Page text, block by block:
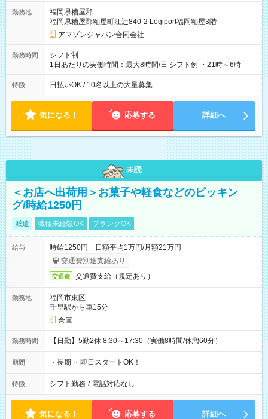
☆Amazon直雇用で安定して働けます！ 【試用期間】試用期間
あり 試用期間の長さ：1週間 雇用形態、給与は本採用時と同じ
です。
勤務地
福岡県糟屋郡
福岡県糟屋郡粕屋町江辻840-2 Logiport福岡粕屋3階
アマゾンジャパン合同会社
勤務時間
シフト制
1日あたりの実働時間：最大8時間/日 シフト例 ・21時～6時
特徴 日払いOK / 10名以上の大量募集
気になる！ 応募する 詳細へ
未読
＜お店へ出荷用＞お菓子や軽食などのピッキン
グ/時給1250円
派遣 職種未経験OK ブランクOK
給与
時給1250円 日額平均1万円/月額21万円
交通費別途支給あり
交通費 交通費支給（規定あり）
勤務地
福岡市東区
千早駅から車15分
倉庫
勤務時間 【日勤】5勤2休 8:30～17:30（実働8時間/休憩60分）
期間 ・長期 ・即日スタートOK！
特徴 シフト勤務 / 電話対応なし
気になる！ 応募する 詳細へ